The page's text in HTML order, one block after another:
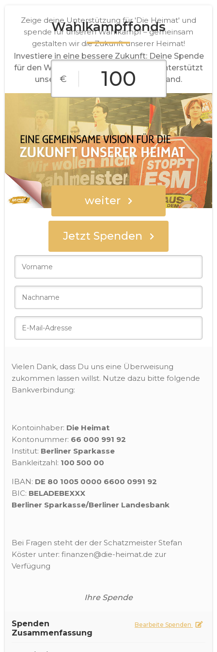
Wahlkampffonds
Investiere in eine bessere Zukunft: Deine Spende
für den Wahlkampf von 'Die Heimat' unterstützt
unsere Vorhaben für ein starkes Land.
Jetzt Spenden
Zeige deine Unterstützung für 'Die Heimat' und
spende für unseren Wahlkampf – gemeinsam
gestalten wir die Zukunft unserer Heimat!
€
€10 €25 €50
€100 €250 Freier Betrag
weiter
Spender
Vielen Dank, dass Du uns eine Überweisung
zukommen lassen willst. Nutze dazu bitte folgende
Bankverbindung:
Kontoinhaber: Die Heimat
Kontonummer: 66 000 991 92
Institut: Berliner Sparkasse
Bankleitzahl: 100 500 00
IBAN: DE 80 1005 0000 6600 0991 92
BIC: BELADEBEXXX
Berliner Sparkasse/Berliner Landesbank
Bei Fragen steht der der Schatzmeister Stefan
Köster unter: finanzen@die-heimat.de zur
Verfügung
Ihre Spende
Spenden
Zusammenfassung
Bearbeite Spenden